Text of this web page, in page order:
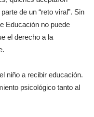
de un “reto viral”. Sin
Educación no puede
el derecho a la
niño a recibir educación.
psicológico tanto al